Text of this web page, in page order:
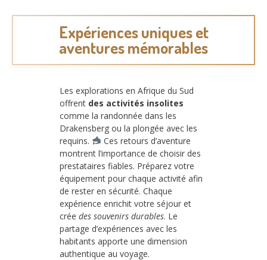
Expériences uniques et
aventures mémorables
Les explorations en Afrique du Sud
offrent des activités insolites
comme la randonnée dans les
Drakensberg ou la plongée avec les
requins.
Ces retours d’aventure
montrent l’importance de choisir des
prestataires fiables. Préparez votre
équipement pour chaque activité afin
de rester en sécurité. Chaque
expérience enrichit votre séjour et
crée des souvenirs durables. Le
partage d’expériences avec les
habitants apporte une dimension
authentique au voyage.